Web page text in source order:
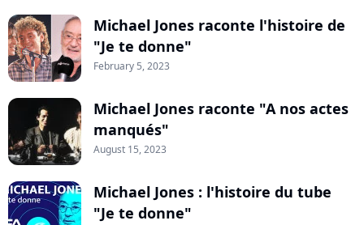
Michael Jones raconte l'histoire de
"Je te donne"
February 5, 2023
Michael Jones raconte "A nos actes
manqués"
August 15, 2023
Michael Jones : l'histoire du tube
"Je te donne"